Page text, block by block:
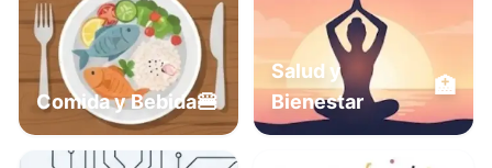
Comida y Bebida🍔
Salud y
Bienestar
🏥